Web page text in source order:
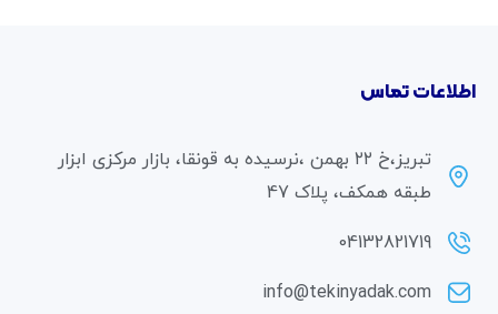
اطلاعات تماس
تبریز،خ ۲۲ بهمن ،نرسیده به قونقا، بازار مرکزی ابزار
طبقه همکف، پلاک 47
04132821719
info@tekinyadak.com